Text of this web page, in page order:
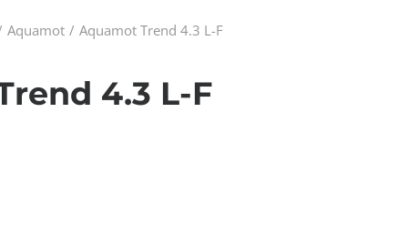
Aquamot Aquamot Trend 4.3 L-F
4.3 L-F